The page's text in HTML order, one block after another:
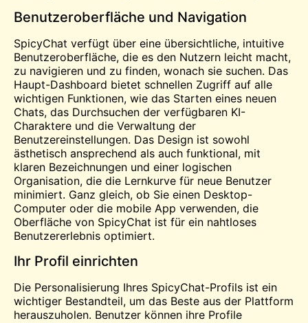
Benutzeroberfläche und Navigation
SpicyChat verfügt über eine übersichtliche, intuitive
Benutzeroberfläche, die es den Nutzern leicht macht,
zu navigieren und zu finden, wonach sie suchen. Das
Haupt-Dashboard bietet schnellen Zugriff auf alle
wichtigen Funktionen, wie das Starten eines neuen
Chats, das Durchsuchen der verfügbaren KI-
Charaktere und die Verwaltung der
Benutzereinstellungen. Das Design ist sowohl
ästhetisch ansprechend als auch funktional, mit
klaren Bezeichnungen und einer logischen
Organisation, die die Lernkurve für neue Benutzer
minimiert. Ganz gleich, ob Sie einen Desktop-
Computer oder die mobile App verwenden, die
Oberfläche von SpicyChat ist für ein nahtloses
Benutzererlebnis optimiert.
Ihr Profil einrichten
Die Personalisierung Ihres SpicyChat-Profils ist ein
wichtiger Bestandteil, um das Beste aus der Plattform
herauszuholen. Benutzer können ihre Profile